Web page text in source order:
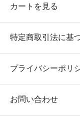
カートを見る
特定商取引法に基
プライバシーポリ
お問い合わせ